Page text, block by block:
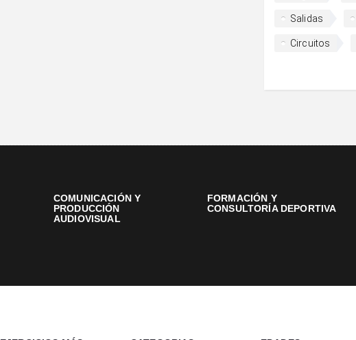
Salidas
Circuitos
COMUNICACIÓN Y
PRODUCCIÓN
AUDIOVISUAL
FORMACIÓN Y
CONSULTORÍA DEPORTIVA